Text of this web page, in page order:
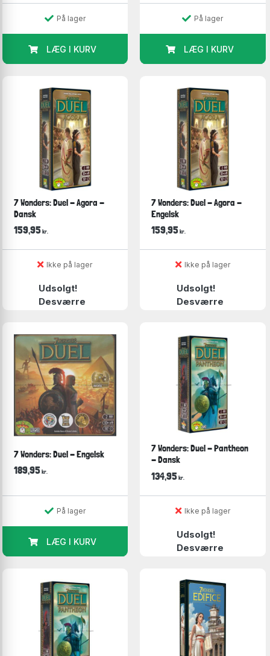
På lager
LÆG I KURV
På lager
LÆG I KURV
7 Wonders: Duel - Agora -
Dansk
159,95 kr.
Ikke på lager
Udsolgt!
Desværre
7 Wonders: Duel - Agora -
Engelsk
159,95kr.
Ikke på lager
Udsolgt!
Desværre
7 Wonders: Duel - Engelsk
189,95 kr.
På lager
LÆG I KURV
7 Wonders: Duel - Pantheon
- Dansk
134,95kr.
Ikke på lager
Udsolgt!
Desværre